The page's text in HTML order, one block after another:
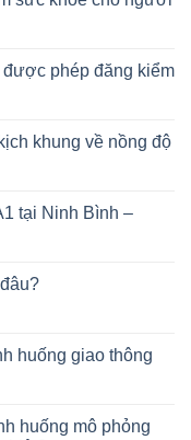
được phép đăng kiểm
khung về nồng độ
tại Ninh Bình –
huống giao thông
huống mô phỏng